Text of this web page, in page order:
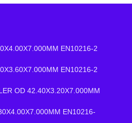
EN10216-2
EN10216-2
OD 42.40X3.20X7.000MM
EN10216-